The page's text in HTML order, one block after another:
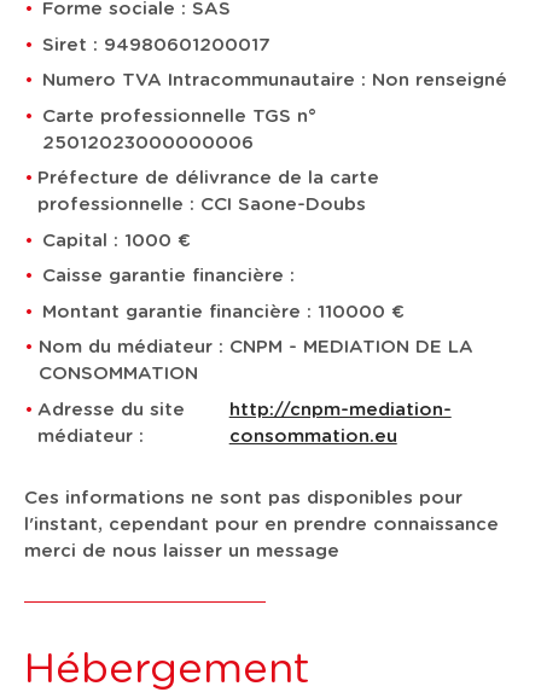
Forme sociale : SAS
Siret : 94980601200017
Numero TVA Intracommunautaire : Non renseigné
Carte professionnelle TGS n°
25012023000000006
Préfecture de délivrance de la carte
professionnelle : CCI Saone-Doubs
Capital : 1000 €
Caisse garantie financière :
Montant garantie financière : 110000 €
Nom du médiateur : CNPM - MEDIATION DE LA
CONSOMMATION
Adresse du site
médiateur :
http://cnpm-mediation-
consommation.eu
Ces informations ne sont pas disponibles pour
l'instant, cependant pour en prendre connaissance
merci de nous laisser un message
Hébergement